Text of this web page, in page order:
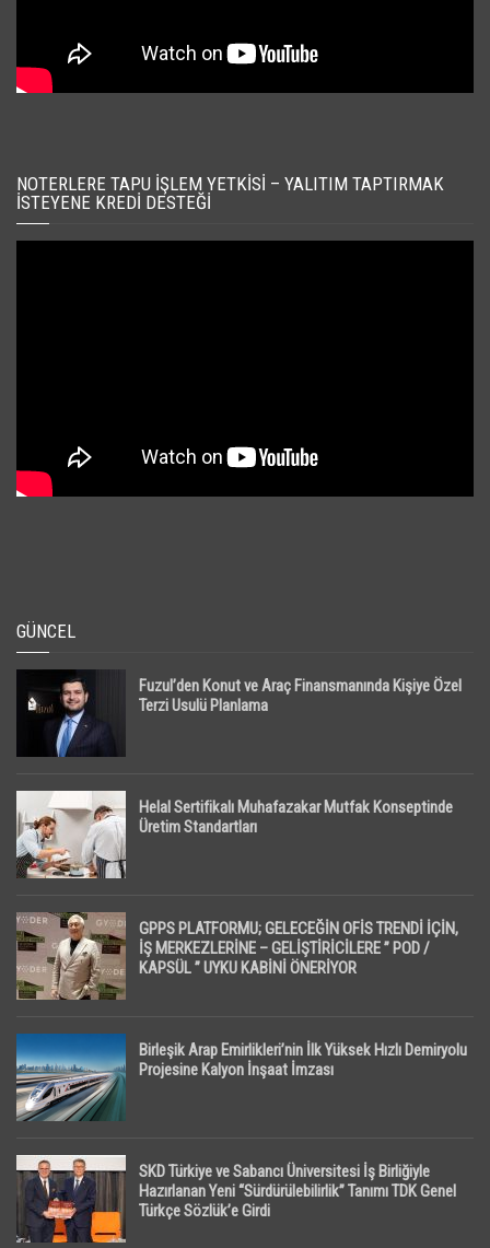
NOTERLERE TAPU İŞLEM YETKISI – YALITIM TAPTIRMAK
İSTEYENE KREDI DESTEĞI
GÜNCEL
Fuzul’den Konut ve Araç Finansmanında Kişiye Özel
Terzi Usulü Planlama
Helal Sertifikalı Muhafazakar Mutfak Konseptinde
Üretim Standartları
GPPS PLATFORMU; GELECEĞİN OFİS TRENDİ İÇİN,
İŞ MERKEZLERİNE – GELİŞTİRİCİLERE ” POD /
KAPSÜL ” UYKU KABİNİ ÖNERİYOR
Birleşik Arap Emirlikleri’nin İlk Yüksek Hızlı Demiryolu
Projesine Kalyon İnşaat İmzası
SKD Türkiye ve Sabancı Üniversitesi İş Birliğiyle
Hazırlanan Yeni “Sürdürülebilirlik” Tanımı TDK Genel
Türkçe Sözlük’e Girdi